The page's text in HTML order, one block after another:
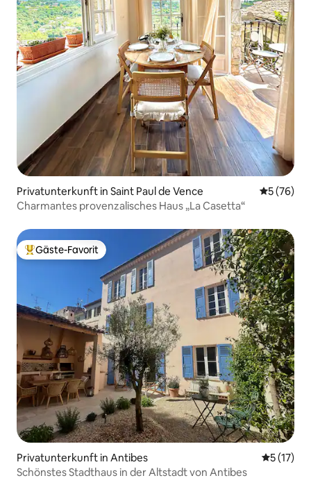
Privatunterkunft in Saint Paul de Vence
5 (76)
Charmantes provenzalisches Haus „La Casetta“
Beliebter Gäste-Favorit.
Gäste-Favorit
Privatunterkunft in Antibes
5 (17)
Schönstes Stadthaus in der Altstadt von Antibes